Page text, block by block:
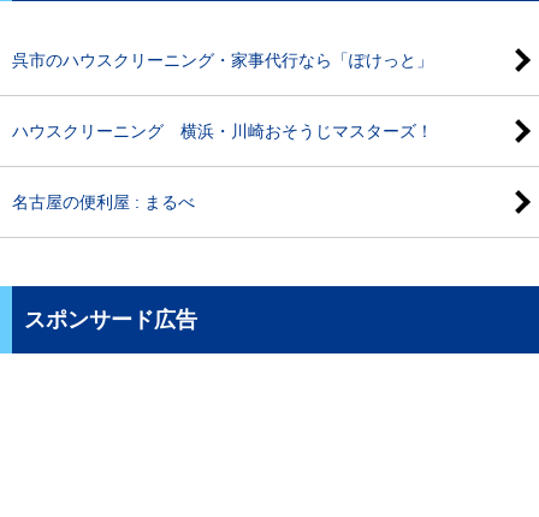
呉市のハウスクリーニング・家事代行なら「ぽけっと」
ハウスクリーニング 横浜・川崎おそうじマスターズ！
名古屋の便利屋 : まるべ
スポンサード広告